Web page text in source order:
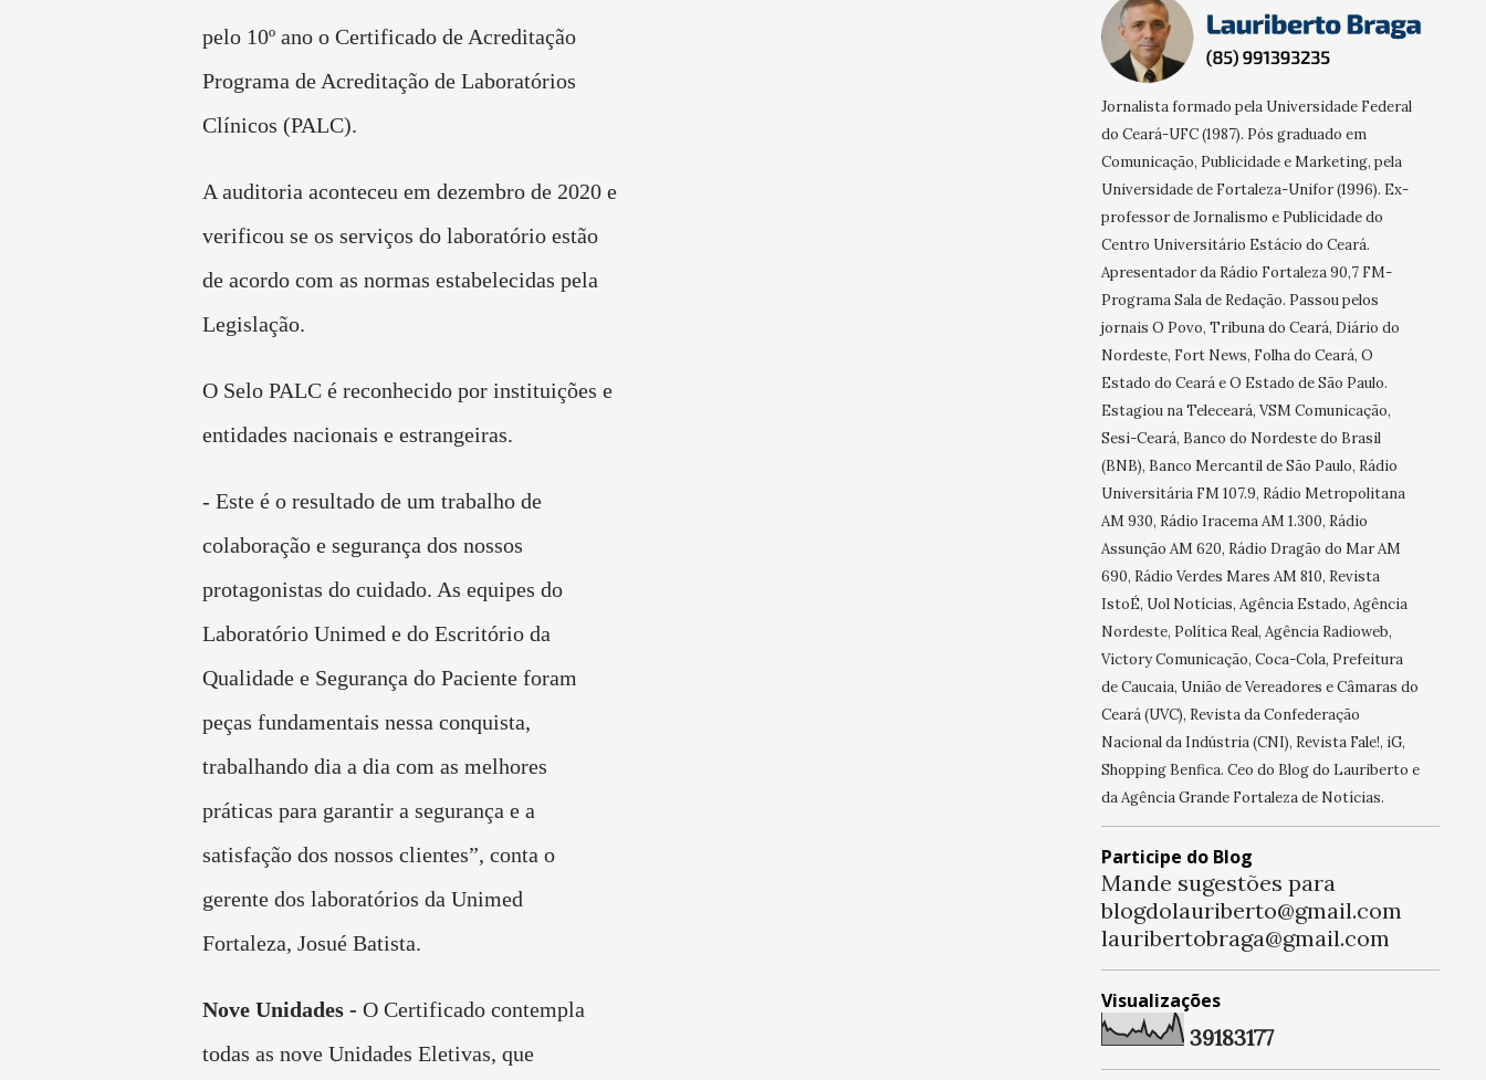
pelo 10º ano o Certificado de Acreditação
Programa de Acreditação de Laboratórios
Clínicos (PALC).
A auditoria aconteceu em dezembro de 2020 e
verificou se os serviços do laboratório estão
de acordo com as normas estabelecidas pela
Legislação.
O Selo PALC é reconhecido por instituições e
entidades nacionais e estrangeiras.
- Este é o resultado de um trabalho de
colaboração e segurança dos nossos
protagonistas do cuidado. As equipes do
Laboratório Unimed e do Escritório da
Qualidade e Segurança do Paciente foram
peças fundamentais nessa conquista,
trabalhando dia a dia com as melhores
práticas para garantir a segurança e a
satisfação dos nossos clientes”, conta o
gerente dos laboratórios da Unimed
Fortaleza, Josué Batista.
Nove Unidades - O Certificado contempla
todas as nove Unidades Eletivas, que
Jornalista formado pela Universidade Federal
do Ceará-UFC (1987). Pós graduado em
Comunicação, Publicidade e Marketing, pela
Universidade de Fortaleza-Unifor (1996). Ex-
professor de Jornalismo e Publicidade do
Centro Universitário Estácio do Ceará.
Apresentador da Rádio Fortaleza 90,7 FM-
Programa Sala de Redação. Passou pelos
jornais O Povo, Tribuna do Ceará, Diário do
Nordeste, Fort News, Folha do Ceará, O
Estado do Ceará e O Estado de São Paulo.
Estagiou na Teleceará, VSM Comunicação,
Sesi-Ceará, Banco do Nordeste do Brasil
(BNB), Banco Mercantil de São Paulo, Rádio
Universitária FM 107.9, Rádio Metropolitana
AM 930, Rádio Iracema AM 1.300, Rádio
Assunção AM 620, Rádio Dragão do Mar AM
690, Rádio Verdes Mares AM 810, Revista
IstoÉ, Uol Notícias, Agência Estado, Agência
Nordeste, Política Real, Agência Radioweb,
Victory Comunicação, Coca-Cola, Prefeitura
de Caucaia, União de Vereadores e Câmaras do
Ceará (UVC), Revista da Confederação
Nacional da Indústria (CNI), Revista Fale!, iG,
Shopping Benfica. Ceo do Blog do Lauriberto e
da Agência Grande Fortaleza de Notícias.
Participe do Blog
Mande sugestões para
blogdolauriberto@gmail.com
lauribertobraga@gmail.com
Visualizações
39183177